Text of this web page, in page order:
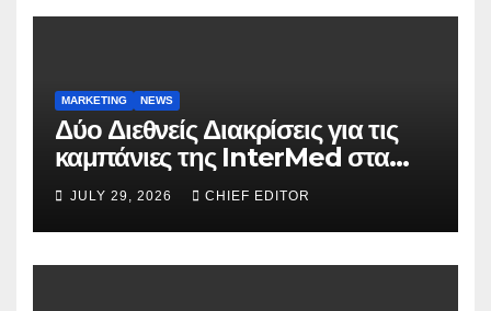
MARKETING NEWS
Δύο Διεθνείς Διακρίσεις για τις
καμπάνιες της InterMed στα
FOOH Awards 2026
JULY 29, 2026 CHIEF EDITOR